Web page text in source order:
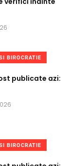
BIROCRATIE
publicate azi:
BIROCRATIE